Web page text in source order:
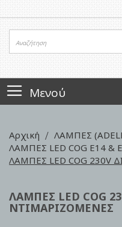
Μενού
Αρχική
ΛΑΜΠΕΣ
ΛΑΜΠΕΣ LED COG E14 &
ΛΑΜΠΕΣ LED COG 230V
ΛΑΜΠΕΣ LED COG
ΝΤΙΜΑΡΙΖΟΜΕΝΕΣ